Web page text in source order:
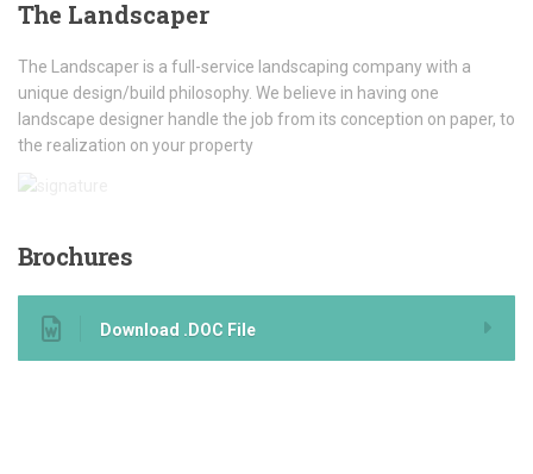
The Landscaper
The Landscaper is a full-service landscaping company with a
unique design/build philosophy. We believe in having one
landscape designer handle the job from its conception on paper, to
the realization on your property
Brochures
Download .DOC File